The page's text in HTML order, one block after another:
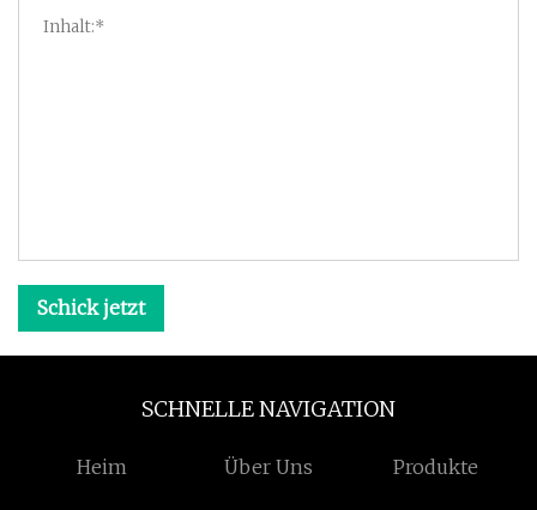
Schick jetzt
SCHNELLE NAVIGATION
Heim Über Uns Produkte